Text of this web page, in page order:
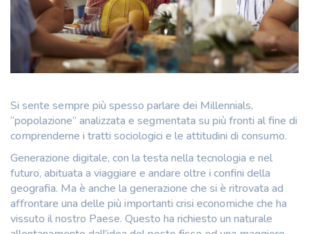
Si sente sempre più spesso parlare dei Millennials,
“popolazione” analizzata e segmentata su più fronti al fine di
comprenderne i tratti sociologici e le attitudini di consumo.
Generazione digitale, con la testa nella tecnologia e nel
futuro, abituata a viaggiare e andare oltre i confini della
geografia. Ma è anche la generazione che si è ritrovata ad
affrontare una delle più importanti crisi economiche che ha
vissuto il nostro Paese. Questo ha richiesto un naturale